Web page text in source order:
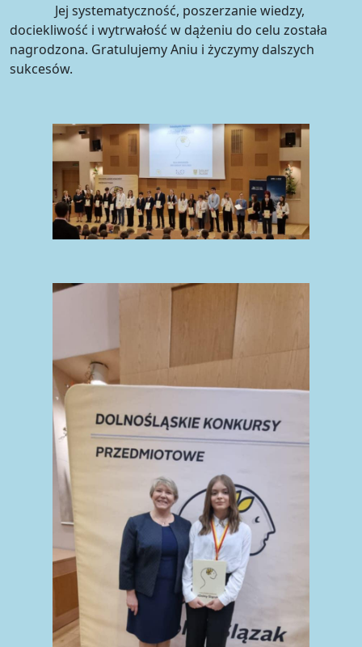
Jej systematyczność, poszerzanie wiedzy,
dociekliwość i wytrwałość w dążeniu do celu została
nagrodzona. Gratulujemy Aniu i życzymy dalszych
sukcesów.